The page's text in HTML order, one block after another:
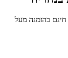
חינם בהזמנה מעל